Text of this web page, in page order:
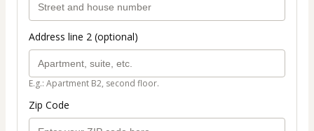
Address line 2 (optional)
E.g.: Apartment B2, second floor.
Zip Code